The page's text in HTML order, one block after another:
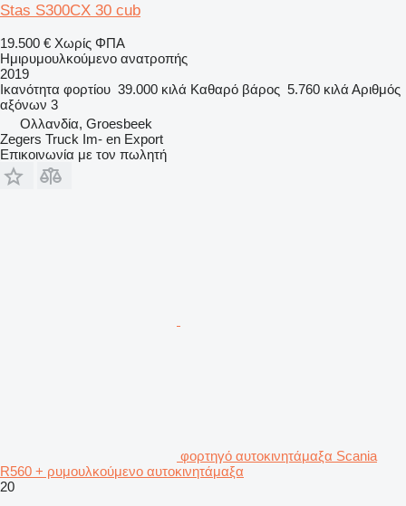
Stas S300CX 30 cub
19.500 € Χωρίς ΦΠΑ
Ημιρυμουλκούμενο ανατροπής
2019
Ικανότητα φορτίου 39.000 κιλά Καθαρό βάρος 5.760 κιλά Αριθμός
αξόνων 3
Ολλανδία, Groesbeek
Zegers Truck Im- en Export
Επικοινωνία με τον πωλητή
φορτηγό αυτοκινητάμαξα Scania
R560 + ρυμουλκούμενο αυτοκινητάμαξα
20